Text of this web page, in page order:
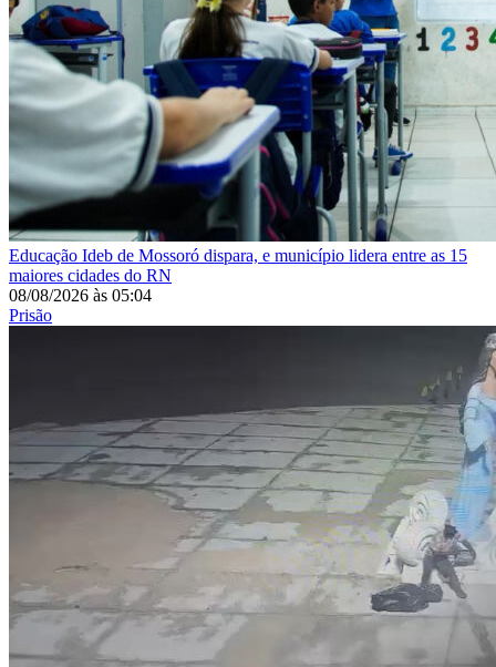
Educação Ideb de Mossoró dispara, e município lidera entre as 15
maiores cidades do RN
08/08/2026 às 05:04
Prisão